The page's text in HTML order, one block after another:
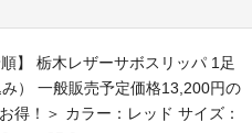
】 栃木レザーサボスリッパ 1足
） 一般販売予定価格13,200円の
得！＞ カラー：レッド サイズ：